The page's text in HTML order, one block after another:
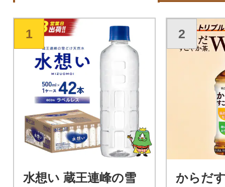
1
水想い 蔵王連峰の雪
2
からだ